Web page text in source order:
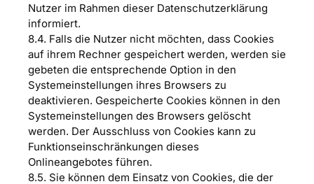
Nutzer im Rahmen dieser Datenschutzerklärung
informiert.
8.4. Falls die Nutzer nicht möchten, dass Cookies
auf ihrem Rechner gespeichert werden, werden sie
gebeten die entsprechende Option in den
Systemeinstellungen ihres Browsers zu
deaktivieren. Gespeicherte Cookies können in den
Systemeinstellungen des Browsers gelöscht
werden. Der Ausschluss von Cookies kann zu
Funktionseinschränkungen dieses
Onlineangebotes führen.
8.5. Sie können dem Einsatz von Cookies, die der